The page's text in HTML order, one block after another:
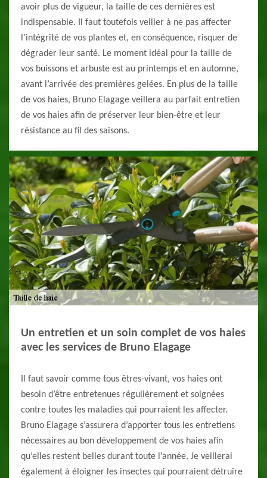
avoir plus de vigueur, la taille de ces dernières est
indispensable. Il faut toutefois veiller à ne pas affecter
l’intégrité de vos plantes et, en conséquence, risquer de
dégrader leur santé. Le moment idéal pour la taille de
vos buissons et arbuste est au printemps et en automne,
avant l’arrivée des premières gelées. En plus de la taille
de vos haies, Bruno Elagage veillera au parfait entretien
de vos haies afin de préserver leur bien-être et leur
résistance au fil des saisons.
Un entretien et un soin complet de vos haies
avec les services de Bruno Elagage
Il faut savoir comme tous êtres-vivant, vos haies ont
besoin d’être entretenues régulièrement et soignées
contre toutes les maladies qui pourraient les affecter.
Bruno Elagage s’assurera d’apporter tous les entretiens
nécessaires au bon développement de vos haies afin
qu’elles restent belles durant toute l’année. Je veillerai
également à éloigner les insectes qui pourraient détruire